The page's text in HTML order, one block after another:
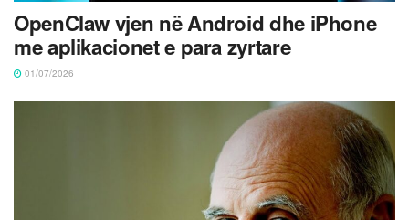
OpenClaw vjen në Android dhe iPhone
me aplikacionet e para zyrtare
01/07/2026